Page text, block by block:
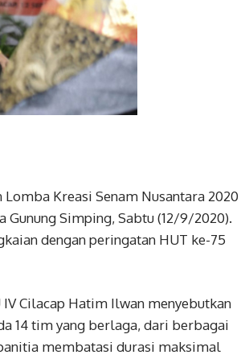
Kreasi Senam Nusantara 2020
Simping, Sabtu (12/9/2020).
dengan peringatan HUT ke-75
Cilacap Hatim Ilwan menyebutkan
14 tim yang berlaga, dari berbagai
membatasi durasi maksimal